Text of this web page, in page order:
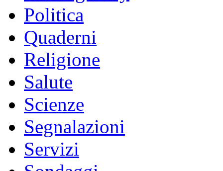
Politica
Quaderni
Religione
Salute
Scienze
Segnalazioni
Servizi